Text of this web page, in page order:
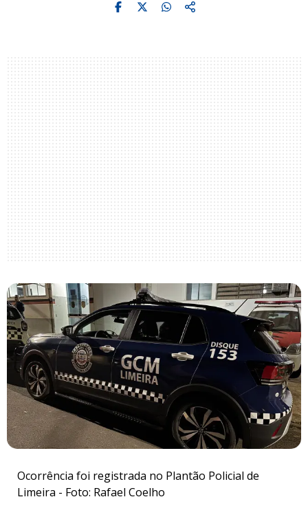
Ocorrência foi registrada no Plantão Policial de
Limeira - Foto: Rafael Coelho